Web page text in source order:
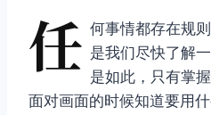
任 何事情都存在规
是我们尽快了解
是如此，只有掌
面对画面的时候知道要用